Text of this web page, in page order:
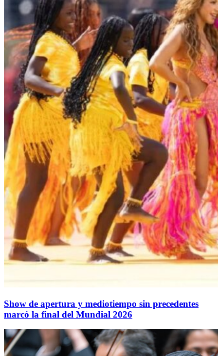
Show de apertura y mediotiempo sin precedentes
marcó la final del Mundial 2026